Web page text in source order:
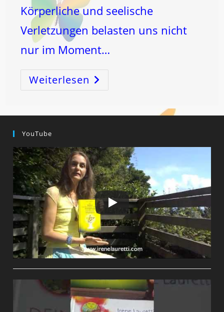
Körperliche und seelische
Verletzungen belasten uns nicht
nur im Moment…
Weiterlesen Traumata
Erkennen,
YouTube